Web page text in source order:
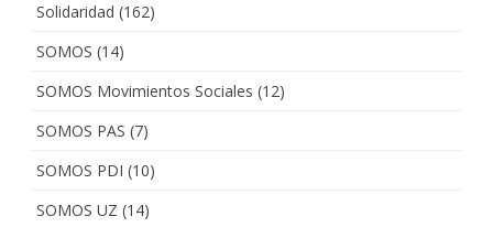
Solidaridad (162)
SOMOS (14)
SOMOS Movimientos Sociales (12)
SOMOS PAS (7)
SOMOS PDI (10)
SOMOS UZ (14)